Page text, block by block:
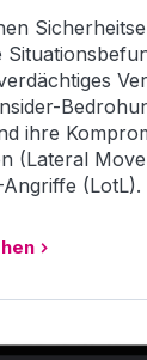
ihre
(Lateral
(LotL).